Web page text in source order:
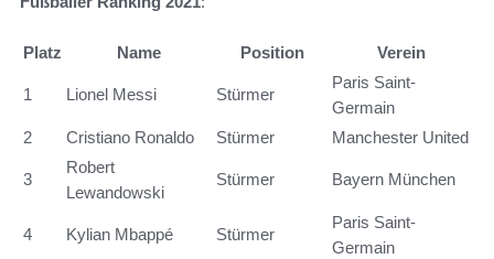
Platz Name Position Verein
1 Lionel Messi Stürmer
Paris Saint-
Germain
2
Cristiano Ronaldo Stürmer Manchester United
3
Robert
Lewandowski
Stürmer Bayern München
4 Kylian Mbappé Stürmer
Paris Saint-
Germain